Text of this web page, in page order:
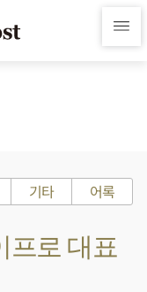
기타 어록
프로 대표